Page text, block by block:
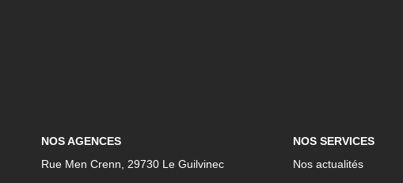
NOS AGENCES
Rue Men Crenn, 29730 Le Guilvinec
NOS SERVICES
Nos actualités